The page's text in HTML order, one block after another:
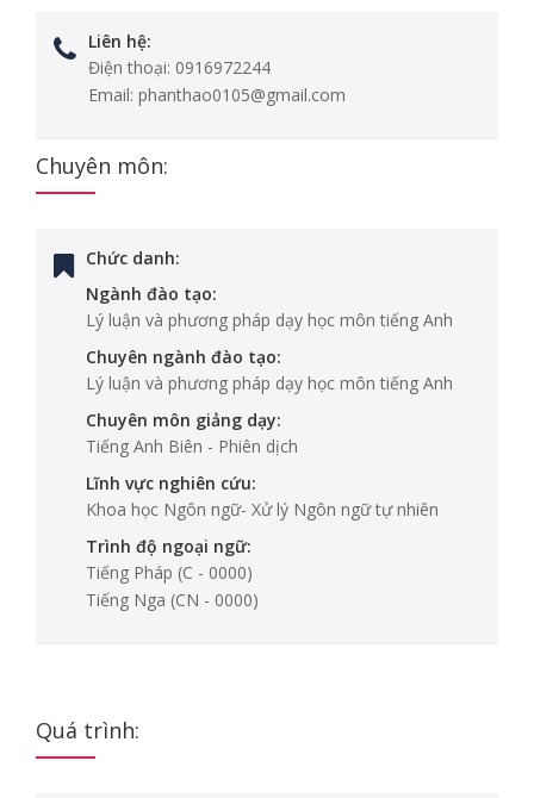
Liên hệ:
Điện thoại: 0916972244
Email: phanthao0105@gmail.com
Chuyên môn:
Chức danh:
Ngành đào tạo:
Lý luận và phương pháp dạy học môn tiếng Anh
Chuyên ngành đào tạo:
Lý luận và phương pháp dạy học môn tiếng Anh
Chuyên môn giảng dạy:
Tiếng Anh Biên - Phiên dịch
Lĩnh vực nghiên cứu:
Khoa học Ngôn ngữ- Xử lý Ngôn ngữ tự nhiên
Trình độ ngoại ngữ:
Tiếng Pháp (C - 0000)
Tiếng Nga (CN - 0000)
Quá trình: